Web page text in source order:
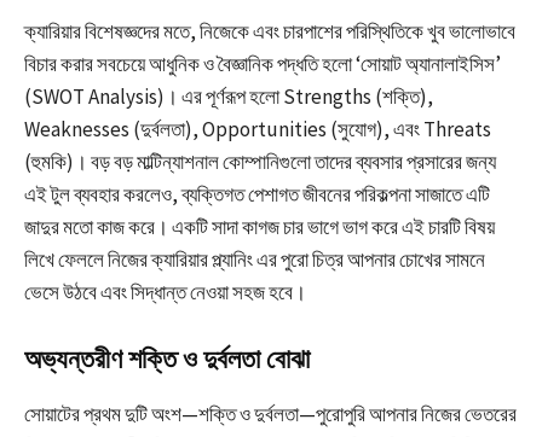
ক্যারিয়ার বিশেষজ্ঞদের মতে, নিজেকে এবং চারপাশের পরিস্থিতিকে খুব ভালোভাবে
বিচার করার সবচেয়ে আধুনিক ও বৈজ্ঞানিক পদ্ধতি হলো ‘সোয়াট অ্যানালাইসিস’
(SWOT Analysis)। এর পূর্ণরূপ হলো Strengths (শক্তি),
Weaknesses (দুর্বলতা), Opportunities (সুযোগ), এবং Threats
(হুমকি)। বড় বড় মাল্টিন্যাশনাল কোম্পানিগুলো তাদের ব্যবসার প্রসারের জন্য
এই টুল ব্যবহার করলেও, ব্যক্তিগত পেশাগত জীবনের পরিকল্পনা সাজাতে এটি
জাদুর মতো কাজ করে। একটি সাদা কাগজ চার ভাগে ভাগ করে এই চারটি বিষয়
লিখে ফেললে নিজের ক্যারিয়ার প্ল্যানিং এর পুরো চিত্র আপনার চোখের সামনে
ভেসে উঠবে এবং সিদ্ধান্ত নেওয়া সহজ হবে।
অভ্যন্তরীণ শক্তি ও দুর্বলতা বোঝা
সোয়াটের প্রথম দুটি অংশ—শক্তি ও দুর্বলতা—পুরোপুরি আপনার নিজের ভেতরের